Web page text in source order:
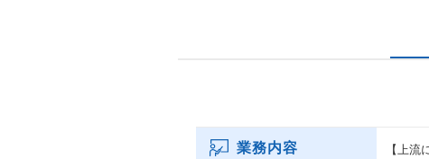
業務内容
【上